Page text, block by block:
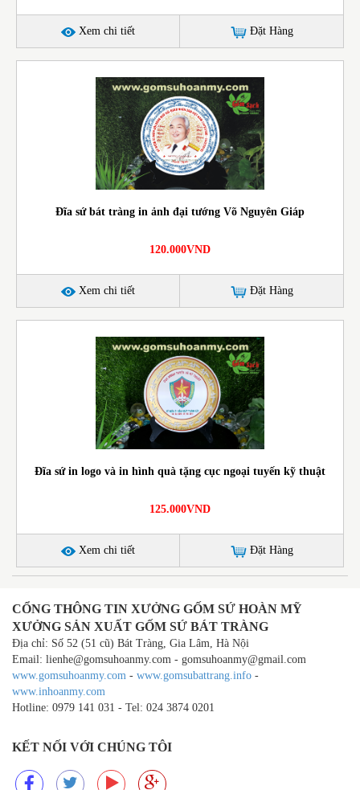
Xem chi tiết Đặt Hàng
Đĩa sứ bát tràng in ảnh đại tướng Võ Nguyên Giáp
120.000VND
Xem chi tiết Đặt Hàng
Đĩa sứ in logo và in hình quà tặng cục ngoại tuyến kỹ thuật
125.000VND
Xem chi tiết Đặt Hàng
CỔNG THÔNG TIN XƯỞNG GỐM SỨ HOÀN MỸ
XƯỞNG SẢN XUẤT GỐM SỨ BÁT TRÀNG
Địa chỉ: Số 52 (51 cũ) Bát Tràng, Gia Lâm, Hà Nội
Email: lienhe@gomsuhoanmy.com - gomsuhoanmy@gmail.com
www.gomsuhoanmy.com - www.gomsubattrang.info -
www.inhoanmy.com
Hotline: 0979 141 031 - Tel: 024 3874 0201
KẾT NỐI VỚI CHÚNG TÔI